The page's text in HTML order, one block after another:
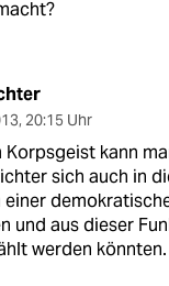
, 20:15 Uhr
Korpsgeist kann
sich auch in
und aus dieser
werden könnten.